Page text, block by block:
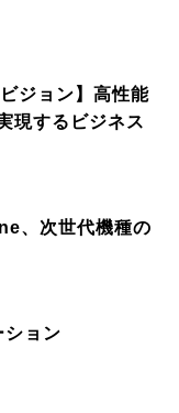
ジョン】高性能
現するビジネス
、次世代機種の
ション